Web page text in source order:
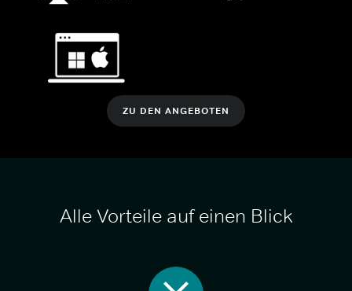
ZU DEN ANGEBOTEN
Alle Vorteile auf einen Blick